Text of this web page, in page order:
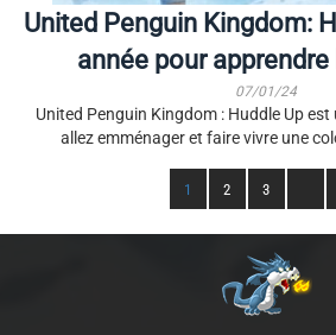
United Penguin Kingdom:
année pour apprendre
07/01/24
United Penguin Kingdom : Huddle Up
allez emménager et faire vivre une
1 2 3